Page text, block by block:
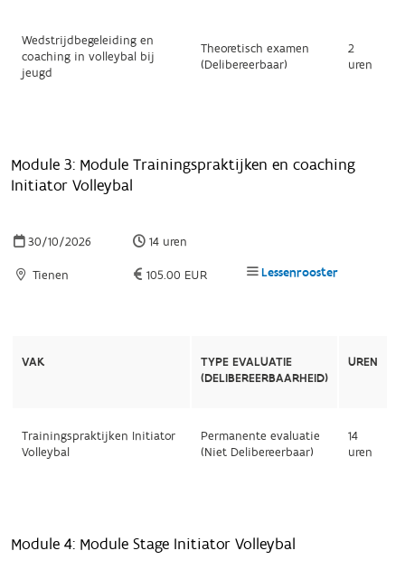
Wedstrijdbegeleiding en
coaching in volleybal bij
jeugd
Theoretisch examen
(Delibereerbaar)
2
uren
Module 3: Module Trainingspraktijken en coaching
Initiator Volleybal
30/10/2026 14 uren
Tienen 105.00 EUR Lessenrooster
VAK
TYPE EVALUATIE
(DELIBEREERBAARHEID)
UREN
Trainingspraktijken Initiator
Volleybal
Permanente evaluatie
(Niet Delibereerbaar)
14
uren
Module 4: Module Stage Initiator Volleybal